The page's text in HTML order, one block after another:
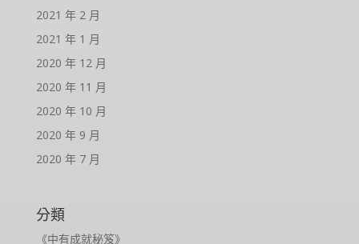
2021 年 2 月
2021 年 1 月
2020 年 12 月
2020 年 11 月
2020 年 10 月
2020 年 9 月
2020 年 7 月
分類
《中有成就秘笈》